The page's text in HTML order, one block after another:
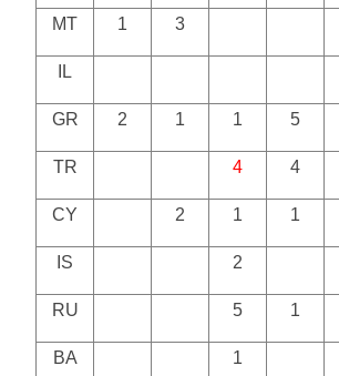
MT 1 3
IL
GR 2 1 1 5
TR 4 4
CY 2 1 1
IS 2
RU 5 1
BA 1